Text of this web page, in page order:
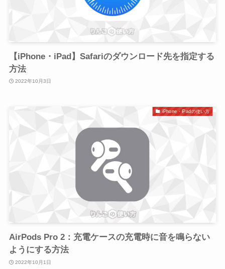
【iPhone・iPad】Safariのダウンロード先を指定する
方法
2022年10月3日
iPhone・iPadの使い方
AirPods Pro 2：充電ケースの充電時に音を鳴らない
ようにする方法
2022年10月1日